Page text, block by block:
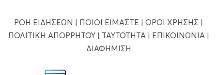
ΡΟΗ ΕΙΔΗΣΕΩΝ | ΠΟΙΟΙ ΕΙΜΑΣΤΕ | ΟΡΟΙ ΧΡΗΣΗΣ |
ΠΟΛΙΤΙΚΗ ΑΠΟΡΡΗΤΟΥ| ΤΑΥΤΟΤΗΤΑ | ΕΠΙΚΟΙΝΩΝΙΑ |
ΔΙΑΦΗΜΙΣΗ